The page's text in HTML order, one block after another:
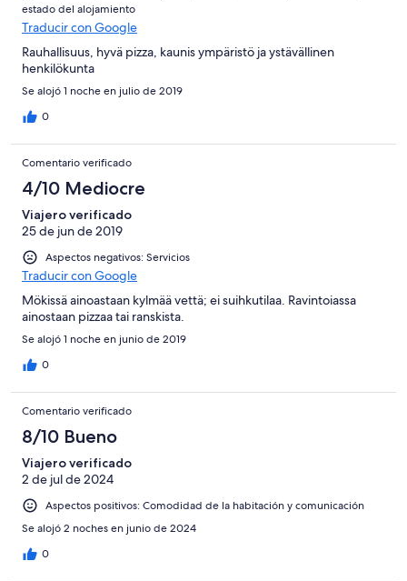
estado del alojamiento
Traducir con Google
Rauhallisuus, hyvä pizza, kaunis ympäristö ja ystävällinen
henkilökunta
Se alojó 1 noche en julio de 2019
0
Comentario verificado
4/10 Mediocre
Viajero verificado
25 de jun de 2019
Aspectos negativos: Servicios
Traducir con Google
Mökissä ainoastaan kylmää vettä; ei suihkutilaa. Ravintoiassa
ainostaan pizzaa tai ranskista.
Se alojó 1 noche en junio de 2019
0
Comentario verificado
8/10 Bueno
Viajero verificado
2 de jul de 2024
Aspectos positivos: Comodidad de la habitación y comunicación
Se alojó 2 noches en junio de 2024
0